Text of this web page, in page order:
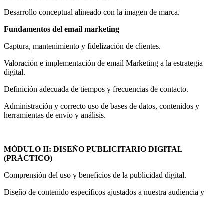
Desarrollo conceptual alineado con la imagen de marca.
Fundamentos del email marketing
Captura, mantenimiento y fidelización de clientes.
Valoración e implementación de email Marketing a la estrategia
digital.
Definición adecuada de tiempos y frecuencias de contacto.
Administración y correcto uso de bases de datos, contenidos y
herramientas de envío y análisis.
MÓDULO II: DISEÑO PUBLICITARIO DIGITAL
(PRÁCTICO)
Comprensión del uso y beneficios de la publicidad digital.
Diseño de contenido específicos ajustados a nuestra audiencia y